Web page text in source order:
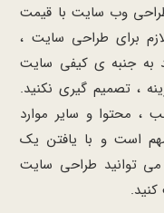
وب سایت با قیمت
برای طراحی سایت ،
به جنبه ی کیفی سایت
، تصمیم گیری نکنید.
، محتوا و سایر موارد
است و با یافتن یک
توانید طراحی سایت